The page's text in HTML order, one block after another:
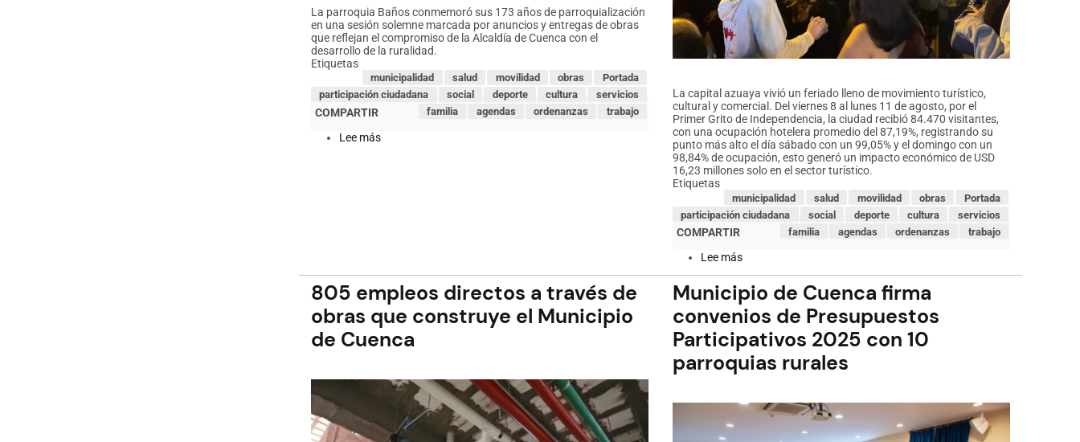
La parroquia Baños conmemoró sus 173 años de parroquialización
en una sesión solemne marcada por anuncios y entregas de obras
que reflejan el compromiso de la Alcaldía de Cuenca con el
desarrollo de la ruralidad.
Etiquetas
Portada
obras
movilidad
salud
municipalidad
servicios
cultura
deporte
social
participación ciudadana
trabajo
ordenanzas
agendas
familia
Lee más
su
desarrollo
La capital azuaya vivió un feriado lleno de movimiento turístico,
cultural y comercial. Del viernes 8 al lunes 11 de agosto, por el
Primer Grito de Independencia, la ciudad recibió 84.470 visitantes,
con una ocupación hotelera promedio del 87,19%, registrando su
punto más alto el día sábado con un 99,05% y el domingo con un
98,84% de ocupación, esto generó un impacto económico de USD
16,23 millones solo en el sector turístico.
Etiquetas
Portada
obras
movilidad
salud
municipalidad
servicios
cultura
deporte
social
participación ciudadana
trabajo
ordenanzas
agendas
familia
Lee más
reporta
más
de
84
mil
visitantes
y
USD
805 empleos directos a través de
obras que construye el Municipio
de Cuenca
Municipio de Cuenca firma
convenios de Presupuestos
Participativos 2025 con 10
parroquias rurales